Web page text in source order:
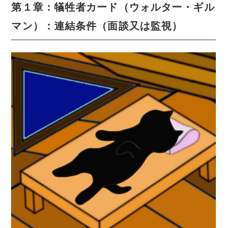
第１章：犠牲者カード（ウォルター・ギル
マン）：連結条件（面談又は監視）